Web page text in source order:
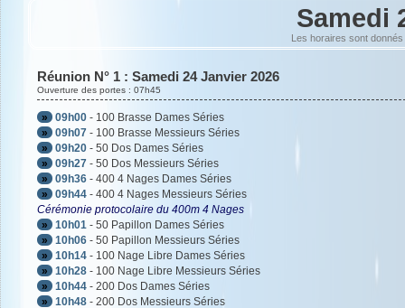
Samedi
Les horaires sont
Réunion N° 1 : Samedi 24 Janvier 2026
Ouverture des portes : 07h45
» 09h00 - 100 Brasse Dames Séries
»
09h07 - 100 Brasse Messieurs Séries
»
09h20 - 50 Dos Dames Séries
»
09h27 - 50 Dos Messieurs Séries
»
09h36 - 400 4 Nages Dames Séries
»
09h44 - 400 4 Nages Messieurs Séries
Cérémonie protocolaire du 400m 4 Nages
»
10h01 - 50 Papillon Dames Séries
»
10h06 - 50 Papillon Messieurs Séries
»
10h14 - 100 Nage Libre Dames Séries
»
10h28 - 100 Nage Libre Messieurs Séries
»
10h44 - 200 Dos Dames Séries
»
10h48 - 200 Dos Messieurs Séries